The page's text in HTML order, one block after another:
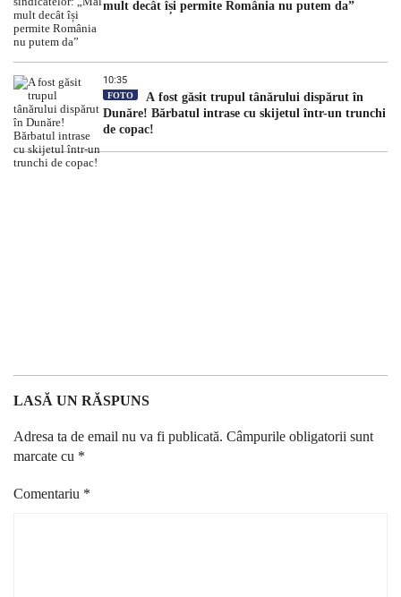
mult decât își permite România nu putem da”
10:35
FOTO
A fost găsit trupul tânărului dispărut în
Dunăre! Bărbatul intrase cu skijetul într-un trunchi
de copac!
LASĂ UN RĂSPUNS
Adresa ta de email nu va fi publicată. Câmpurile obligatorii sunt
marcate cu *
Comentariu *